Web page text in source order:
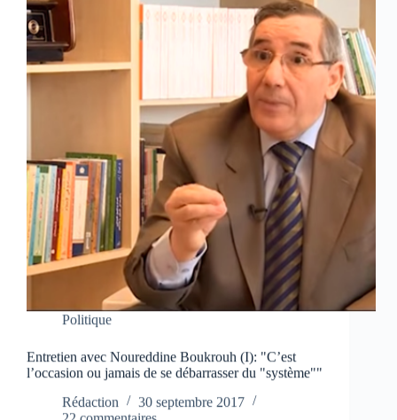
Politique
Entretien avec Noureddine Boukrouh (I): "C’est
l’occasion ou jamais de se débarrasser du "système""
Rédaction
30 septembre 2017